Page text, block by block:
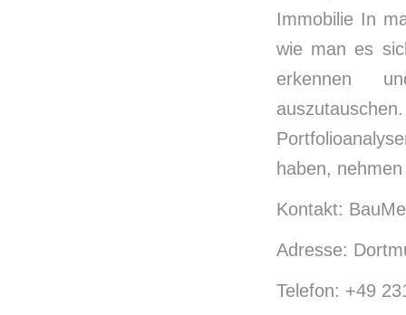
Immobilie In
wie man es
erkennen
haben,
Kontakt:
Adresse:
Telefon: +49